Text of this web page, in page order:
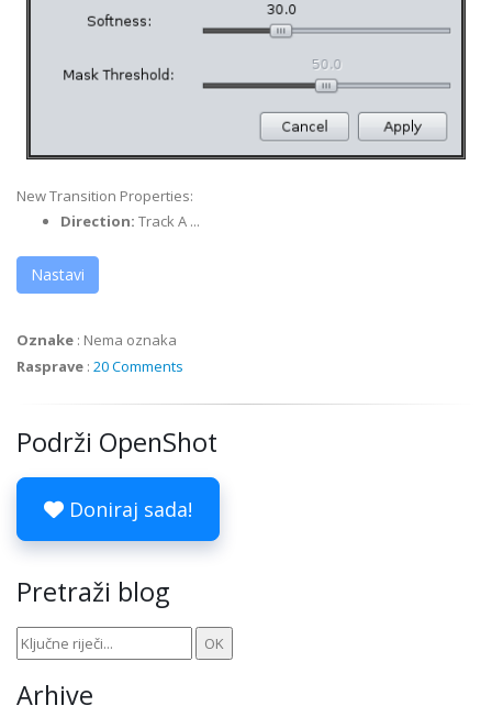
New Transition Properties:
Direction: Track A ...
Nastavi
Oznake : Nema oznaka
Rasprave : 20 Comments
Podrži OpenShot
Doniraj sada!
Pretraži blog
Arhive